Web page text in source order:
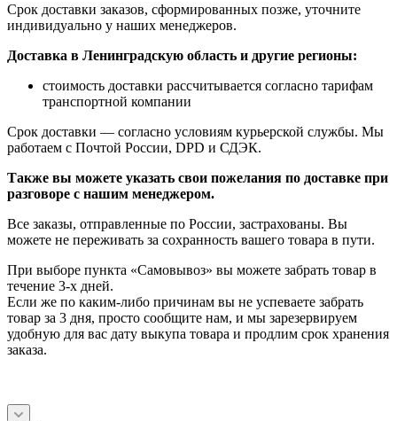
Срок доставки заказов, сформированных позже, уточните
индивидуально у наших менеджеров.
Доставка в Ленинградскую область и другие регионы:
стоимость доставки рассчитывается согласно тарифам
транспортной компании
Срок доставки — согласно условиям курьерской службы. Мы
работаем с Почтой России, DPD и СДЭК.
Также вы можете указать свои пожелания по доставке при
разговоре с нашим менеджером.
Все заказы, отправленные по России, застрахованы. Вы
можете не переживать за сохранность вашего товара в пути.
При выборе пункта «Самовывоз» вы можете забрать товар в
течение 3-х дней.
Если же по каким-либо причинам вы не успеваете забрать
товар за 3 дня, просто сообщите нам, и мы зарезервируем
удобную для вас дату выкупа товара и продлим срок хранения
заказа.